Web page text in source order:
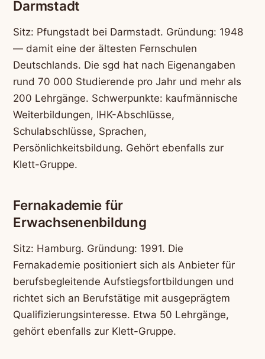
Darmstadt
Sitz: Pfungstadt bei Darmstadt. Gründung: 1948
— damit eine der ältesten Fernschulen
Deutschlands. Die sgd hat nach Eigenangaben
rund 70 000 Studierende pro Jahr und mehr als
200 Lehrgänge. Schwerpunkte: kaufmännische
Weiterbildungen, IHK-Abschlüsse,
Schulabschlüsse, Sprachen,
Persönlichkeitsbildung. Gehört ebenfalls zur
Klett-Gruppe.
Fernakademie für
Erwachsenenbildung
Sitz: Hamburg. Gründung: 1991. Die
Fernakademie positioniert sich als Anbieter für
berufsbegleitende Aufstiegsfortbildungen und
richtet sich an Berufstätige mit ausgeprägtem
Qualifizierungsinteresse. Etwa 50 Lehrgänge,
gehört ebenfalls zur Klett-Gruppe.